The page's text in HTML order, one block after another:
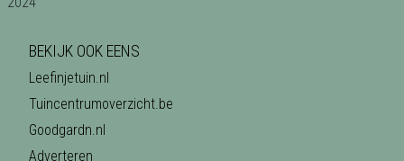
BEKIJK OOK EENS
Leefinjetuin.nl
Tuincentrumoverzicht.be
Goodgardn.nl
Adverteren